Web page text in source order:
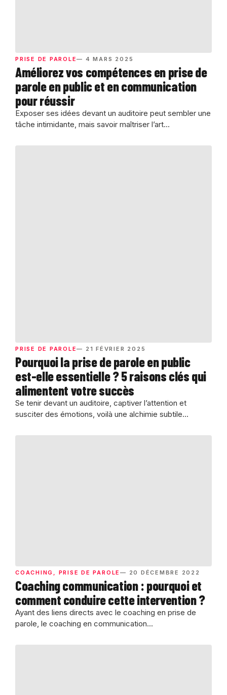
PRISE DE PAROLE— 4 MARS 2025
Améliorez vos compétences en prise de
parole en public et en communication
pour réussir
Exposer ses idées devant un auditoire peut sembler une
tâche intimidante, mais savoir maîtriser l’art...
PRISE DE PAROLE— 21 FÉVRIER 2025
Pourquoi la prise de parole en public
est-elle essentielle ? 5 raisons clés qui
alimentent votre succès
Se tenir devant un auditoire, captiver l’attention et
susciter des émotions, voilà une alchimie subtile...
COACHING , PRISE DE PAROLE— 20 DÉCEMBRE 2022
Coaching communication : pourquoi et
comment conduire cette intervention ?
Ayant des liens directs avec le coaching en prise de
parole, le coaching en communication...